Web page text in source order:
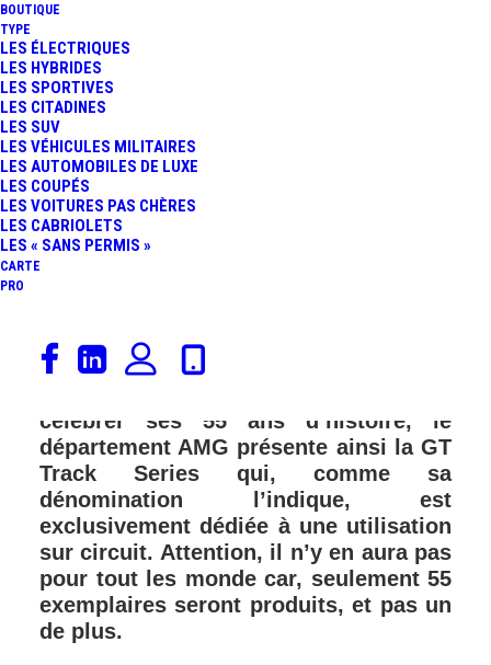
BOUTIQUE
TYPE
LES ÉLECTRIQUES
LES HYBRIDES
LES SPORTIVES
LES CITADINES
LES SUV
LES VÉHICULES MILITAIRES
LES AUTOMOBILES DE LUXE
LES COUPÉS
LES VOITURES PAS CHÈRES
LES CABRIOLETS
LES « SANS PERMIS »
CARTE
PRO
Avez-vous envie de vous faire plaisir
au volant d’une Mercedes-AMG
célébrer ses 55 ans d’histoire, le
département AMG présente ainsi la GT
Track Series qui, comme sa
dénomination l’indique, est
exclusivement dédiée à une utilisation
sur circuit. Attention, il n’y en aura pas
pour tout les monde car, seulement 55
exemplaires seront produits, et pas un
de plus.